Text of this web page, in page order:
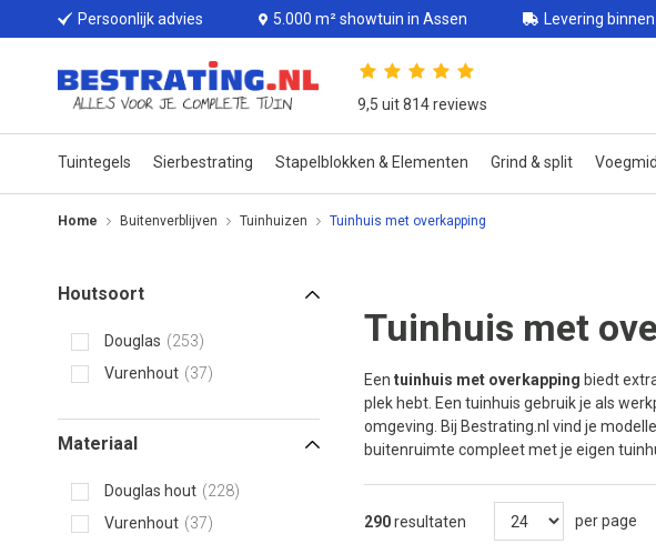
Persoonlijk advies 5.000 m² showtuin in Assen Levering
9,5 uit 814 reviews
Tuintegels Sierbestrating Stapelblokken & Elementen Grind & split
Home Buitenverblijven Tuinhuizen Tuinhuis met overkapping
Houtsoort
Douglas
253
Vurenhout
37
Materiaal
Douglas hout
228
Vurenhout
37
Tuinhuis met
Een tuinhuis met overkapping biedt
plek hebt. Een tuinhuis gebruik je als
omgeving. Bij Bestrating.nl vind je
buitenruimte compleet met je eigen
290resultaten per page